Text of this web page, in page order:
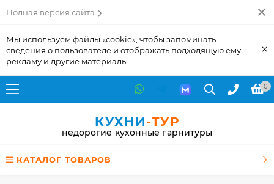
Полная версия сайта
Мы используем файлы «cookie», чтобы запоминать
сведения о пользователе и отображать подходящую ему
рекламу и другие материалы.
×
0
КУХНИ-ТУР
недорогие кухонные гарнитуры
КАТАЛОГ ТОВАРОВ